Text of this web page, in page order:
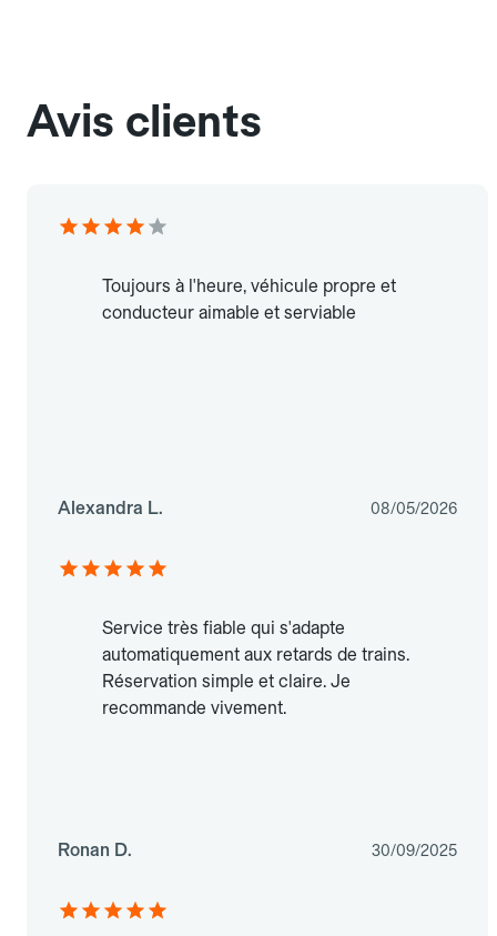
Avis clients
Toujours à l'heure, véhicule propre et
conducteur aimable et serviable
Alexandra L. 08/05/2026
Service très fiable qui s'adapte
automatiquement aux retards de trains.
Réservation simple et claire. Je
recommande vivement.
Ronan D. 30/09/2025